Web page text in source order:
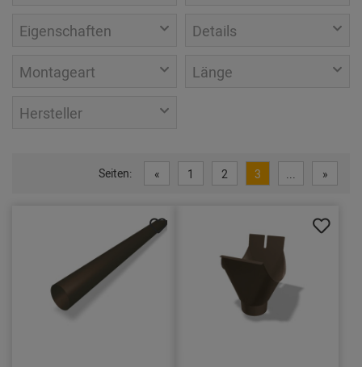
Eigenschaften Details
Montageart Länge
Hersteller
Seiten: « 1 2 3 »